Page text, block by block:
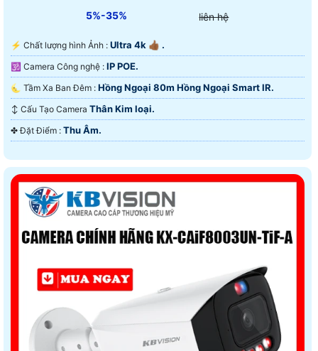
5%-35% liên hệ
️⚡ Chất lượng hình Ảnh : Ultra 4k 👍🏾 .
🕉️ Camera Công nghệ : IP POE.
🌜 Tầm Xa Ban Đêm : Hồng Ngoại 80m Hồng Ngoại Smart IR.
↕️ Cấu Tạo Camera Thân Kim loại.
️✤ Đặt Điểm : Thu Âm.